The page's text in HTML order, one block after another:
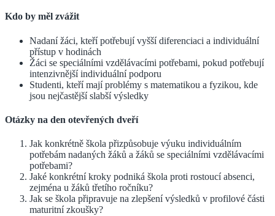
Kdo by měl zvážit
Nadaní žáci, kteří potřebují vyšší diferenciaci a individuální
přístup v hodinách
Žáci se speciálními vzdělávacími potřebami, pokud potřebují
intenzivnější individuální podporu
Studenti, kteří mají problémy s matematikou a fyzikou, kde
jsou nejčastější slabší výsledky
Otázky na den otevřených dveří
Jak konkrétně škola přizpůsobuje výuku individuálním
potřebám nadaných žáků a žáků se speciálními vzdělávacími
potřebami?
Jaké konkrétní kroky podniká škola proti rostoucí absenci,
zejména u žáků třetího ročníku?
Jak se škola připravuje na zlepšení výsledků v profilové části
maturitní zkoušky?